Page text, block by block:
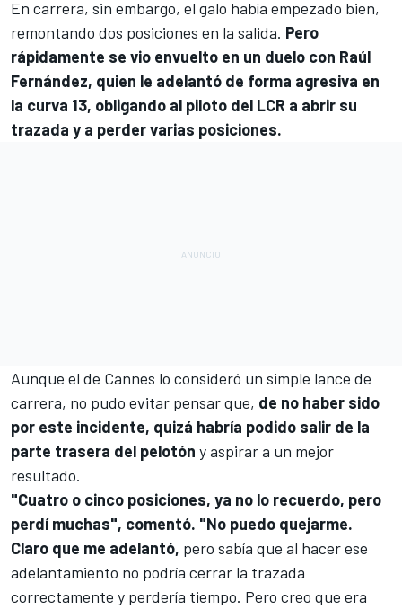
En carrera, sin embargo, el galo había empezado bien,
remontando dos posiciones en la salida. Pero
rápidamente se vio envuelto en un duelo con Raúl
Fernández, quien le adelantó de forma agresiva en
la curva 13, obligando al piloto del LCR a abrir su
trazada y a perder varias posiciones.
Aunque el de Cannes lo consideró un simple lance de
carrera, no pudo evitar pensar que, de no haber sido
por este incidente, quizá habría podido salir de la
parte trasera del pelotón y aspirar a un mejor
resultado.
"Cuatro o cinco posiciones, ya no lo recuerdo, pero
perdí muchas", comentó. "No puedo quejarme.
Claro que me adelantó, pero sabía que al hacer ese
adelantamiento no podría cerrar la trazada
correctamente y perdería tiempo. Pero creo que era